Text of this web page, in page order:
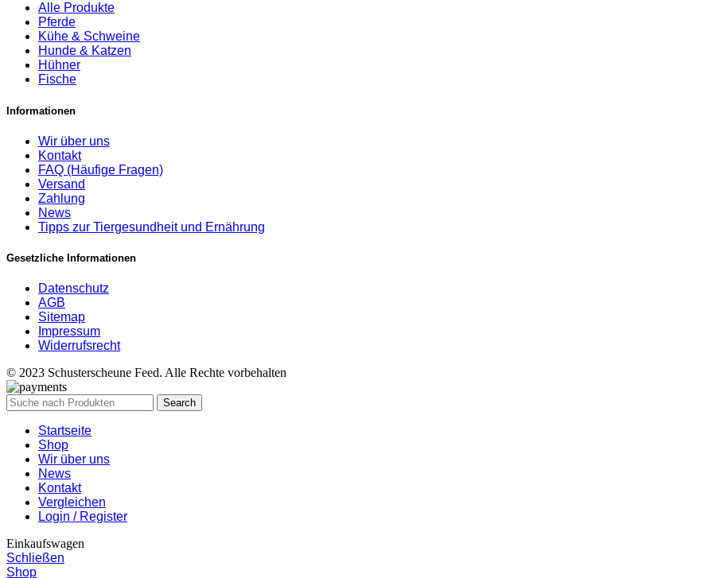
Alle Produkte
Pferde
Kühe & Schweine
Hunde & Katzen
Hühner
Fische
Informationen
Wir über uns
Kontakt
FAQ (Häufige Fragen)
Versand
Zahlung
News
Tipps zur Tiergesundheit und Ernährung
Gesetzliche Informationen
Datenschutz
AGB
Sitemap
Impressum
Widerrufsrecht
© 2023 Schusterscheune Feed. Alle Rechte vorbehalten
Search
Startseite
Shop
Wir über uns
News
Kontakt
Vergleichen
Login / Register
Einkaufswagen
Schließen
Shop